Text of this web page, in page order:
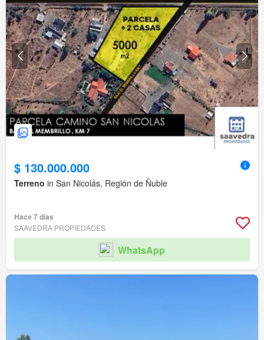
$ 130.000.000
Terreno in San Nicolás, Región de Ñuble
Hace 7 días
SAAVEDRA PROPIEDADES
WhatsApp